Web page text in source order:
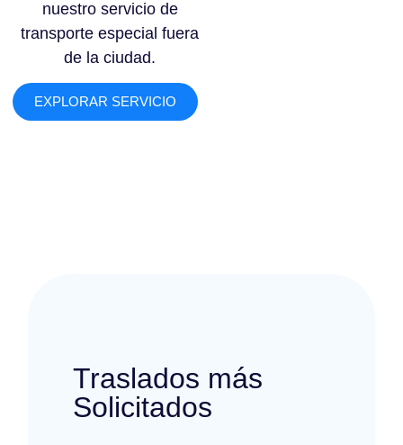
nuestro servicio de
transporte especial fuera
de la ciudad.
EXPLORAR SERVICIO
Traslados más
Solicitados